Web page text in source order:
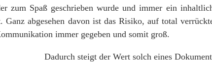
zum Spaß geschrieben wurde und immer ein
Ganz abgesehen davon ist das Risiko, auf total
immer gegeben und somit groß.
Dadurch steigt der Wert solch eines